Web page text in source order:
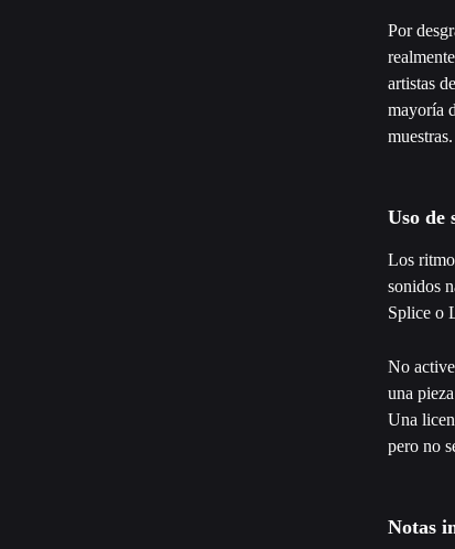
Por
artistas
mayoría
muestras.
Uso de
Los
sonidos
Splice o
No
una
Una
pero no
Notas